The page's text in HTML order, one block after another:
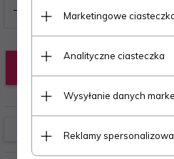
Marketingowe
Analityczne ciasteczka
Wysyłanie danych
Reklamy